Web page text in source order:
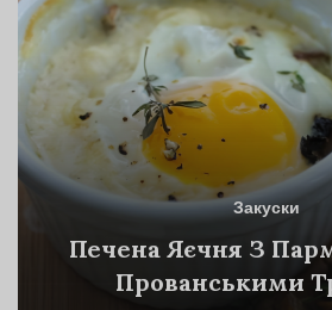
Закуски
Печена Яєчня З
Прованськими